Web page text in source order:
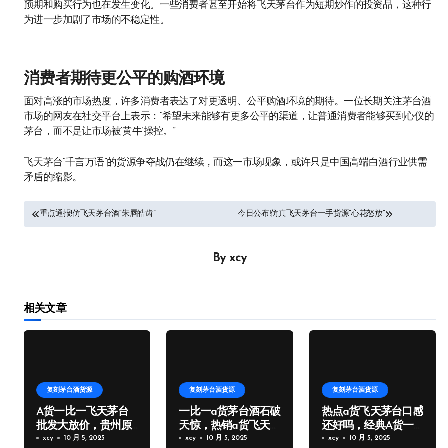
预期和购买行为也在发生变化。一些消费者甚至开始将飞天茅台作为短期炒作的投资品，这种行
为进一步加剧了市场的不稳定性。
消费者期待更公平的购酒环境
面对高涨的市场热度，许多消费者表达了对更透明、公平购酒环境的期待。一位长期关注茅台酒
市场的网友在社交平台上表示：“希望未来能够有更多公平的渠道，让普通消费者能够买到心仪的
茅台，而不是让市场被‘黄牛’操控。”
飞天茅台“千言万语”的货源争夺战仍在继续，而这一市场现象，或许只是中国高端白酒行业供需
矛盾的缩影。
文重点通报!仿飞天茅台酒“朱唇皓齿” 今日公布!仿真飞天茅台一手货源“心花怒放”
By xcy
相关文章
复刻茅台酒货源
A货一比一飞天茅台
批发大放价，贵州原
厂一比一飞天茅台拿
xcy 10 月 5, 2025
复刻茅台酒货源
一比一a货茅台酒石破
天惊，热销a货飞天茅
台批发厂家微信
xcy 10 月 5, 2025
复刻茅台酒货源
热点a货飞天茅台口感
还好吗，经典A货一
比一飞天茅台批发
xcy 10 月 5, 2025